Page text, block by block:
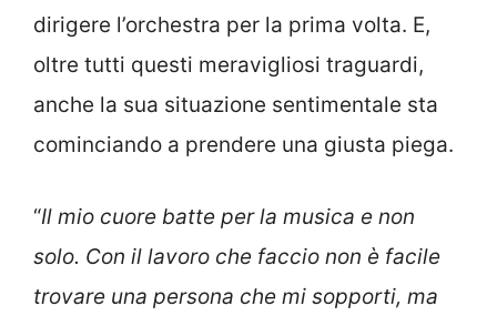
dirigere l’orchestra per la prima volta. E,
oltre tutti questi meravigliosi traguardi,
anche la sua situazione sentimentale sta
cominciando a prendere una giusta piega.
“Il mio cuore batte per la musica e non
solo. Con il lavoro che faccio non è facile
trovare una persona che mi sopporti, ma